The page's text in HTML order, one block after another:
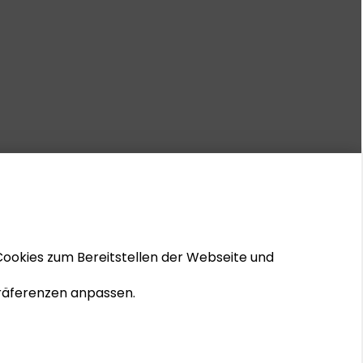
zum Bereitstellen der Webseite und
anpassen.